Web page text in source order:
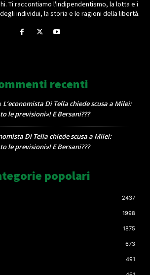
Ti raccontiamo l'indipendentismo, la lotta e i
individui, la storia e le ragioni della libertà.
recenti
L’economista Di Tella chiede scusa a Milei:
le previsioni»! E Bersani???
Di Tella chiede scusa a Milei:
le previsioni»! E Bersani???
popolari
2437
1998
1875
673
491